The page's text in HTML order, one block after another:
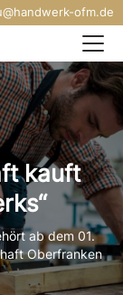
ofm.de
kauft
ab dem 01.
Oberfranken